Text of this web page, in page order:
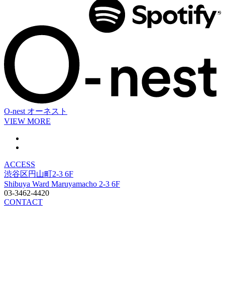
O-nest オーネスト
VIEW MORE
ACCESS
渋谷区円山町2-3 6F
Shibuya Ward Maruyamacho 2-3 6F
03-3462-4420
CONTACT